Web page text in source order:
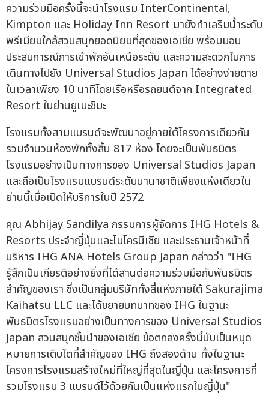
ความร่วมมือครั้งนี้จะนำโรงแรม InterContinental,
Kimpton และ Holiday Inn Resort มายังทำเลริมน้ำระดับ
พรีเมียมใกล้สวนสนุกยอดนิยมที่สุดของเอเชีย พร้อมมอบ
ประสบการณ์การเข้าพักอันเหนือระดับ และความสะดวกในการ
เดินทางไปยัง Universal Studios Japan ได้อย่างง่ายดาย
ในเวลาเพียง 10 นาทีโดยเรือหรือรถยนต์จาก Integrated
Resort ในย่านยูเมะชิมะ
โรงแรมทั้งสามแบรนด์จะพัฒนาอยู่ภายใต้โครงการเดียวกัน
รวมจำนวนห้องพักทั้งสิ้น 817 ห้อง โดยจะเป็นพันธมิตร
โรงแรมอย่างเป็นทางการของ Universal Studios Japan
และถือเป็นโรงแรมแบรนด์ระดับนานาชาติเพียงแห่งเดียวใน
ย่านนี้เมื่อเปิดให้บริการในปี 2572
คุณ Abhijay Sandilya กรรมการผู้จัดการ IHG Hotels &
Resorts ประจำญี่ปุ่นและไมโครนีเชีย และประธานเจ้าหน้าที่
บริหาร IHG ANA Hotels Group Japan กล่าวว่า "IHG
รู้สึกเป็นเกียรติอย่างยิ่งที่ได้สานต่อความร่วมมือกับพันธมิตร
สำคัญของเรา ซึ่งเป็นกลุ่มบริษัททั้งสี่แห่งภายใต้ Sakurajima
Kaihatsu LLC และได้ขยายบทบาทของ IHG ในฐานะ
พันธมิตรโรงแรมอย่างเป็นทางการของ Universal Studios
Japan สวนสนุกชั้นนำของเอเชีย ข้อตกลงครั้งนี้นับเป็นหมุด
หมายการเติบโตที่สำคัญของ IHG ถึงสองด้าน ทั้งในฐานะ
โครงการโรงแรมสร้างใหม่ที่ใหญ่ที่สุดในญี่ปุ่น และโครงการที่
รวมโรงแรม 3 แบรนด์ไว้ด้วยกันเป็นแห่งแรกในญี่ปุ่น"